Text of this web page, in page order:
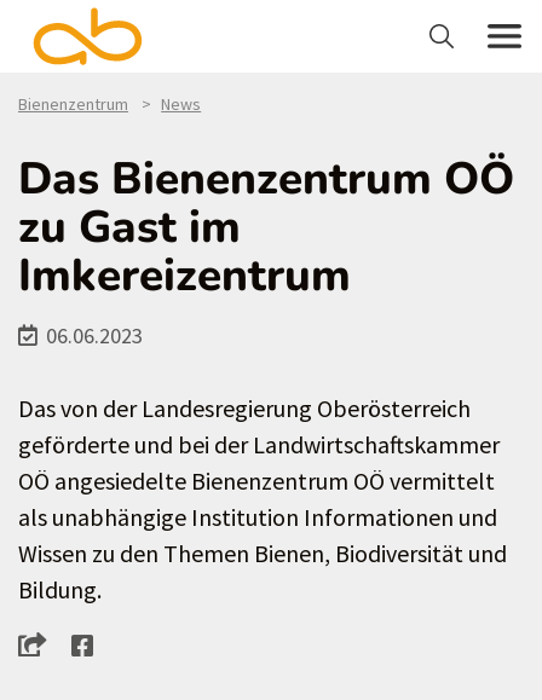
Bienenzentrum News
Das Bienenzentrum OÖ
zu Gast im
Imkereizentrum
06.06.2023
Das von der Landesregierung Oberösterreich
geförderte und bei der Landwirtschaftskammer
OÖ angesiedelte Bienenzentrum OÖ vermittelt
als unabhängige Institution Informationen und
Wissen zu den Themen Bienen, Biodiversität und
Bildung.